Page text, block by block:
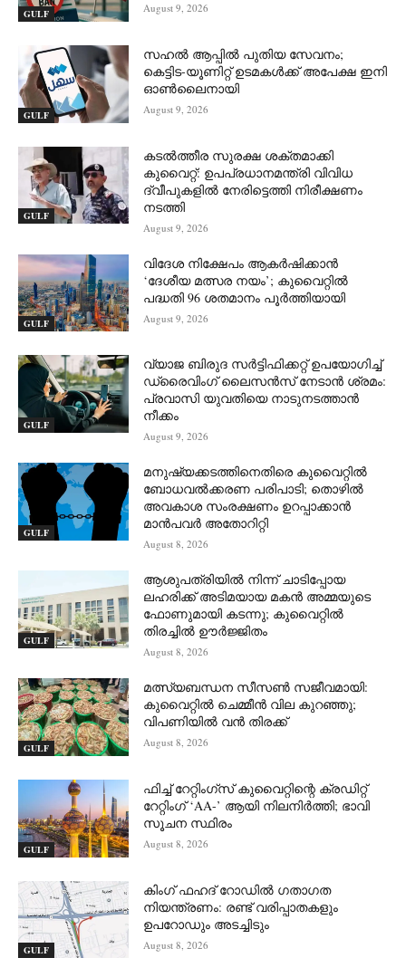
GULF August 9, 2026
GULF
സഹൽ ആപ്പിൽ പുതിയ സേവനം;
കെട്ടിട-യൂണിറ്റ് ഉടമകൾക്ക് അപേക്ഷ ഇനി
ഓൺലൈനായി
August 9, 2026
GULF
കടൽത്തീര സുരക്ഷ ശക്തമാക്കി
കുവൈറ്റ്: ഉപപ്രധാനമന്ത്രി വിവിധ
ദ്വീപുകളിൽ നേരിട്ടെത്തി നിരീക്ഷണം
നടത്തി
August 9, 2026
GULF
വിദേശ നിക്ഷേപം ആകർഷിക്കാൻ
‘ദേശീയ മത്സര നയം’; കുവൈറ്റിൽ
പദ്ധതി 96 ശതമാനം പൂർത്തിയായി
August 9, 2026
GULF
വ്യാജ ബിരുദ സർട്ടിഫിക്കറ്റ് ഉപയോഗിച്ച്
ഡ്രൈവിംഗ് ലൈസൻസ് നേടാൻ ശ്രമം:
പ്രവാസി യുവതിയെ നാടുനടത്താൻ
നീക്കം
August 9, 2026
GULF
മനുഷ്യക്കടത്തിനെതിരെ കുവൈറ്റിൽ
ബോധവൽക്കരണ പരിപാടി; തൊഴിൽ
അവകാശ സംരക്ഷണം ഉറപ്പാക്കാൻ
മാൻപവർ അതോറിറ്റി
August 8, 2026
GULF
ആശുപത്രിയിൽ നിന്ന് ചാടിപ്പോയ
ലഹരിക്ക് അടിമയായ മകൻ അമ്മയുടെ
ഫോണുമായി കടന്നു; കുവൈറ്റിൽ
തിരച്ചിൽ ഊർജ്ജിതം
August 8, 2026
GULF
മത്സ്യബന്ധന സീസൺ സജീവമായി:
കുവൈറ്റിൽ ചെമ്മീൻ വില കുറഞ്ഞു;
വിപണിയിൽ വൻ തിരക്ക്
August 8, 2026
GULF
ഫിച്ച് റേറ്റിംഗ്സ് കുവൈറ്റിന്റെ ക്രഡിറ്റ്
റേറ്റിംഗ് ‘AA-’ ആയി നിലനിർത്തി; ഭാവി
സൂചന സ്ഥിരം
August 8, 2026
GULF
കിംഗ് ഫഹദ് റോഡിൽ ഗതാഗത
നിയന്ത്രണം: രണ്ട് വരിപ്പാതകളും
ഉപറോഡും അടച്ചിടും
August 8, 2026